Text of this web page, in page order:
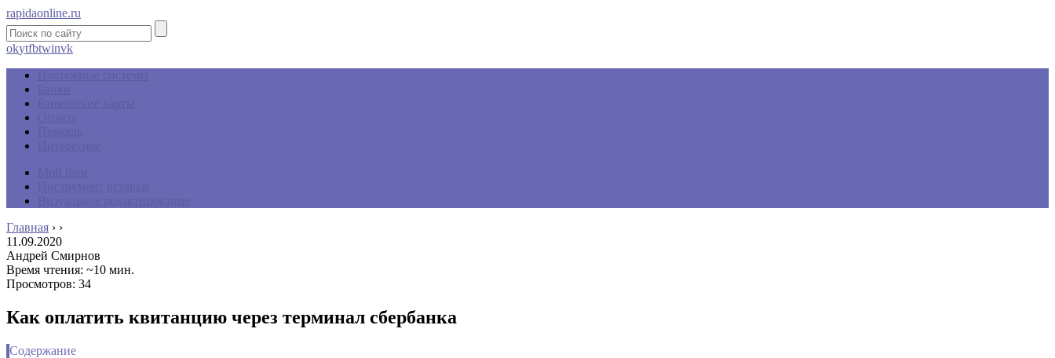
rapidaonline.ru
okytfbtwinvk
Главная › ›
11.09.2020
Андрей Смирнов
Время чтения: ~10 мин.
Просмотров: 34
Как оплатить квитанцию через терминал сбербанка
Содержание